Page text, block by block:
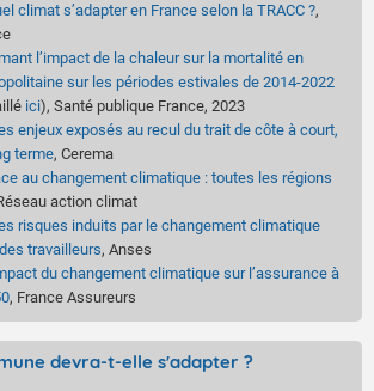
climat s’adapter en France selon la TRACC ?,
l’impact de la chaleur sur la mortalité en
sur les périodes estivales de 2014-2022
ici), Santé publique France, 2023
enjeux exposés au recul du trait de côte à court,
terme, Cerema
au changement climatique : toutes les régions
action climat
risques induits par le changement climatique
travailleurs, Anses
du changement climatique sur l’assurance à
, France Assureurs
devra-t-elle s'adapter ?